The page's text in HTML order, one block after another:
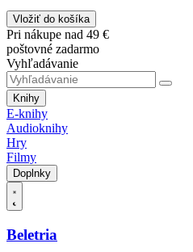
Vložiť do košíka
Pri nákupe nad 49 €
poštovné zadarmo
Vyhľadávanie
Knihy
E-knihy
Audioknihy
Hry
Filmy
Doplnky
Beletria